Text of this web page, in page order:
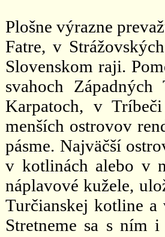
Plošne výrazne
Fatre, v
Slovenskom raji.
svahoch
Karpatoch, v
menších ostrovov
pásme. Najväčší
v kotlinách alebo v
náplavové kužele,
Turčianskej kotline
Stretneme sa s ním